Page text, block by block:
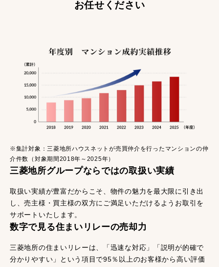
お任せください
三菱地所グループならではの取扱い実績
取扱い実績が豊富だからこそ、物件の魅力を最大限に引き出
し、売主様・買主様の双方にご満足いただけるようお取引を
サポートいたします。
※集計対象：三菱地所ハウスネットが売買仲介を行ったマンションの仲
介件数（対象期間2018年～2025年）
数字で見る住まいリレーの売却力
三菱地所の住まいリレーは、「迅速な対応」「説明が的確で
分かりやすい」という項目で95％以上のお客様から高い評価